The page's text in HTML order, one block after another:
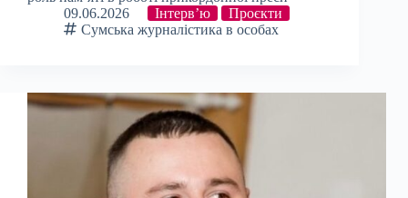
09.06.2026
Інтерв’ю
Проєкти
Сумська журналістика в особах